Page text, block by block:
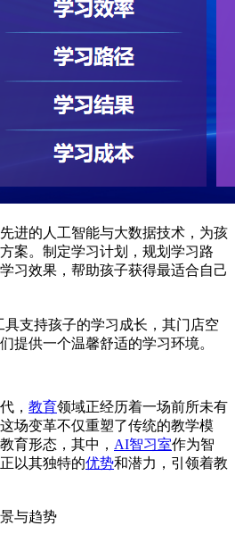
进的人工智能与大数据技术，为孩
案。制定学习计划，规划学习路
习效果，帮助孩子获得最适合自己
具支持孩子的学习成长，其门店空
提供一个温馨舒适的学习环境。
， 教育领域正经历着一场前所未有
场变革不仅重塑了传统的教学模
育形态，其中， AI智习室作为智
以其独特的优势和潜力，引领着教
与趋势